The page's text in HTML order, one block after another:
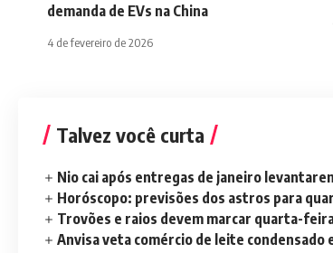
demanda de EVs na China
4 de fevereiro de 2026
Talvez você curta
Nio cai após entregas de janeiro
Horóscopo: previsões dos astros para
Trovões e raios devem marcar quarta-
Anvisa veta comércio de leite condensado